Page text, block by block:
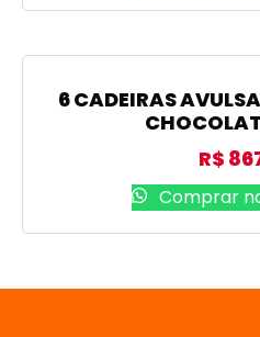
6 CADEIRAS
R$
Comprar